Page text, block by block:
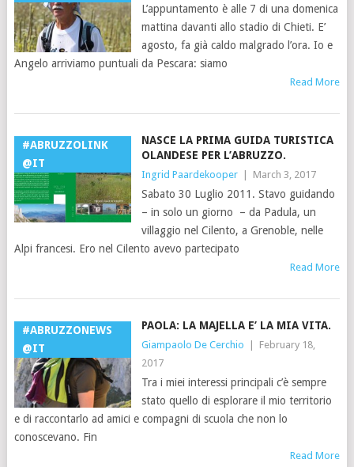
L’appuntamento è alle 7 di una domenica
mattina davanti allo stadio di Chieti. E’
agosto, fa già caldo malgrado l’ora. Io e
Angelo arriviamo puntuali da Pescara: siamo
Read More
#ABRUZZOLINK
@IT
NASCE LA PRIMA GUIDA TURISTICA
OLANDESE PER L’ABRUZZO.
Ingrid Paardekooper March 3, 2017
Sabato 30 Luglio 2011. Stavo guidando
– in solo un giorno – da Padula, un
villaggio nel Cilento, a Grenoble, nelle
Alpi francesi. Ero nel Cilento avevo partecipato
Read More
#ABRUZZONEWS
@IT
PAOLA: LA MAJELLA E’ LA MIA VITA.
Giampaolo De Cerchio
February 18,
2017
Tra i miei interessi principali c’è sempre
stato quello di esplorare il mio territorio
e di raccontarlo ad amici e compagni di scuola che non lo
conoscevano. Fin
Read More